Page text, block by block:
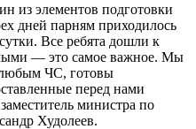
из элементов подготовки
дней парням приходилось
Все ребята дошли к
— это самое важное. Мы
любым ЧС, готовы
перед нами
министра по
Худолеев.